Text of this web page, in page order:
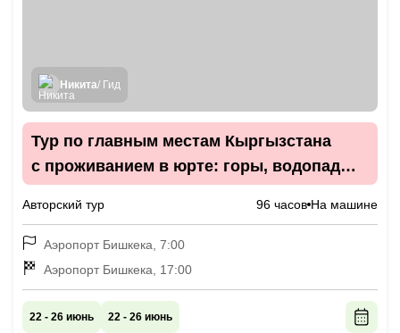
Никита/ Гид
Тур по главным местам Кыргызстана
с проживанием в юрте: горы, водопады
Авторский тур 96 часов На машине
Аэропорт Бишкека, 7:00
Аэропорт Бишкека, 17:00
22 - 26 июнь 22 - 26 июнь